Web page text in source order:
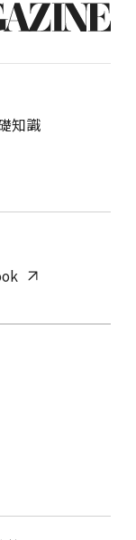
知識